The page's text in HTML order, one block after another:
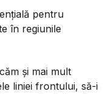
pentru
în regiunile
și mai mult
liniei frontului, să-i